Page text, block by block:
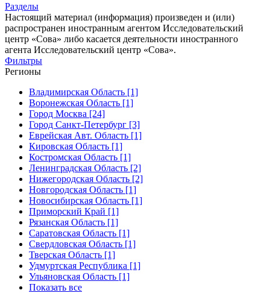
Разделы
Настоящий материал (информация) произведен и (или)
распространен иностранным агентом Исследовательский
центр «Сова» либо касается деятельности иностранного
агента Исследовательский центр «Сова».
Фильтры
Регионы
Владимирская Область [1]
Воронежская Область [1]
Город Москва [24]
Город Санкт-Петербург [3]
Еврейская Авт. Область [1]
Кировская Область [1]
Костромская Область [1]
Ленинградская Область [2]
Нижегородская Область [2]
Новгородская Область [1]
Новосибирская Область [1]
Приморский Край [1]
Рязанская Область [1]
Саратовская Область [1]
Свердловская Область [1]
Тверская Область [1]
Удмуртская Республика [1]
Ульяновская Область [1]
Показать все